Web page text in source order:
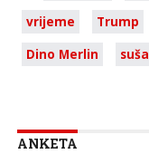
vrijeme
Trump
Dino Merlin
suša
ANKETA